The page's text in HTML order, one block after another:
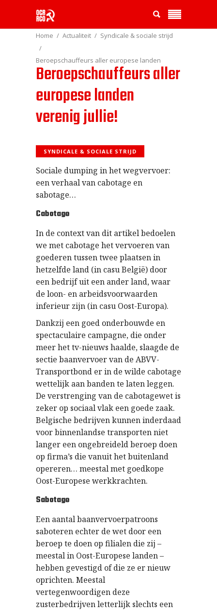
Home Actualiteit Syndicale & sociale strijd
Beroepschauffeurs aller europese landen
verenig jullie!
Beroepschauffeurs aller
europese landen
verenig jullie!
SYNDICALE & SOCIALE STRIJD
Sociale dumping in het wegvervoer:
een verhaal van cabotage en
sabotage…
Cabotage
In de context van dit artikel bedoelen
we met cabotage het vervoeren van
goederen tussen twee plaatsen in
hetzelfde land (in casu België) door
een bedrijf uit een ander land, waar
de loon- en arbeidsvoorwaarden
inferieur zijn (in casu Oost-Europa).
Dankzij een goed onderbouwde en
spectaculaire campagne, die onder
meer het tv-nieuws haalde, slaagde de
sectie baanvervoer van de ABVV-
Transportbond er in de wilde cabotage
wettelijk aan banden te laten leggen.
De verstrenging van de cabotagewet is
zeker op sociaal vlak een goede zaak.
Belgische bedrijven kunnen inderdaad
voor binnenlandse transporten niet
langer een ongebreideld beroep doen
op firma’s die vanuit het buitenland
opereren… meestal met goedkope
Oost-Europese werkkrachten.
Sabotage
Een aantal baanvervoerpatroons
saboteren echter de wet door een
beroep te doen op filialen die zij –
meestal in Oost-Europese landen –
hebben gevestigd of die ze er nieuw
oprichten. Meestal
vertegenwoordigen deze
zusterbedrijven letterlijk slechts een